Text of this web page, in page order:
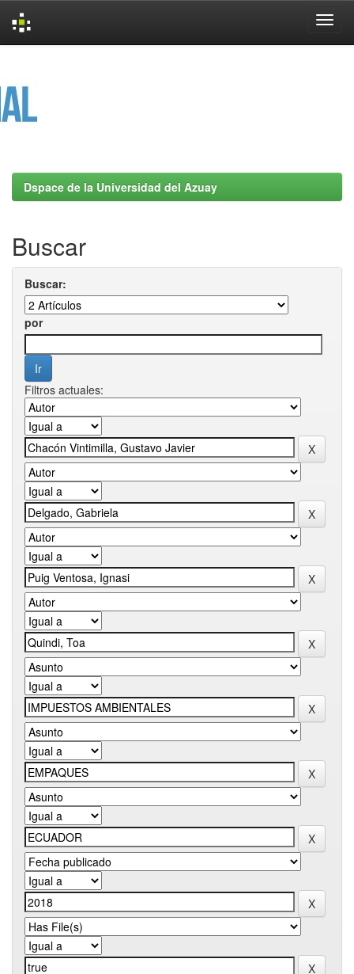
Dspace de la Universidad del Azuay
Buscar
Buscar:
por
Filtros actuales: